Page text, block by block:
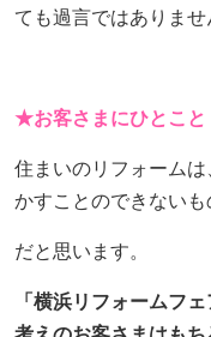
ても過言ではありませ
★お客さまにひとこと
住まいのリフォーム
かすことのできないも
だと思います。
「横浜リフォームフ